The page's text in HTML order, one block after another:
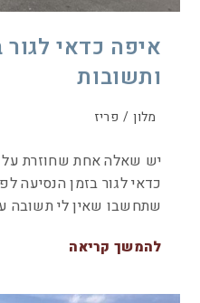
איפה כדאי
ותשובות
מלון / פריז
יש שאלה אחת שחוזרת על
כדאי לגור בזמן הנסיעה
שתחשבו שאין לי תשובה
להמשך קריאה